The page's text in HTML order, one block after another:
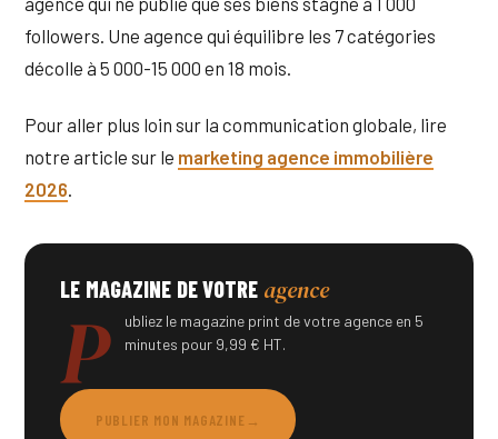
followers. Une agence qui équilibre les 7 catégories
décolle à 5 000-15 000 en 18 mois.
Pour aller plus loin sur la communication globale, lire
notre article sur le marketing agence immobilière
2026.
LE MAGAZINE DE VOTRE agence
P
ubliez le magazine print de votre agence en 5
minutes pour 9,99 € HT.
PUBLIER MON MAGAZINE →